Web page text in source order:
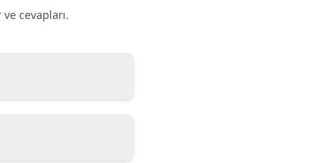
cevapları.